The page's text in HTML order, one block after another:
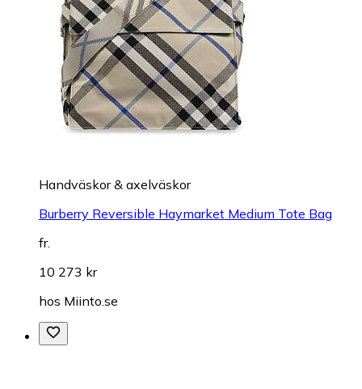
Handväskor & axelväskor
Burberry Reversible Haymarket Medium Tote Bag
fr.
10 273 kr
hos Miinto.se